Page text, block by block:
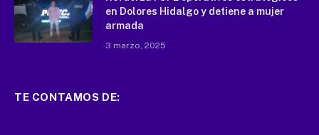
en Dolores Hidalgo y detiene a mujer
armada
3 marzo, 2025
TE CONTAMOS DE: